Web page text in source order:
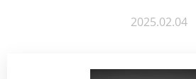
2025.02.04